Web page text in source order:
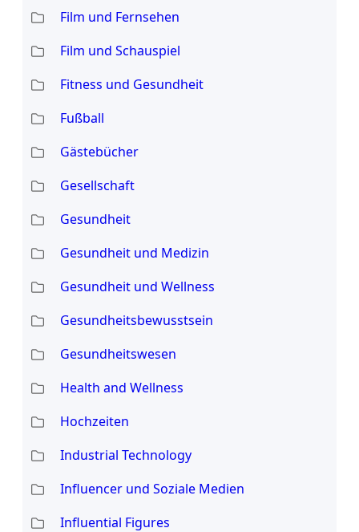
Film und Fernsehen
Film und Schauspiel
Fitness und Gesundheit
Fußball
Gästebücher
Gesellschaft
Gesundheit
Gesundheit und Medizin
Gesundheit und Wellness
Gesundheitsbewusstsein
Gesundheitswesen
Health and Wellness
Hochzeiten
Industrial Technology
Influencer und Soziale Medien
Influential Figures